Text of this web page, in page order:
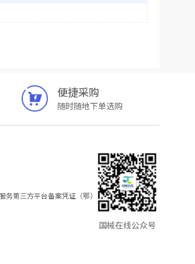
便捷采购
随时随地下单选购
务第三方平台备案凭证（鄂）
国械在线公众号